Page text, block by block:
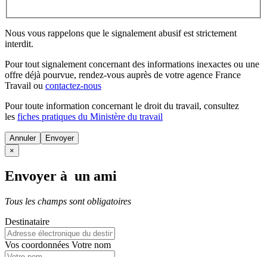
Nous vous rappelons que le signalement abusif est strictement
interdit.
Pour tout signalement concernant des informations inexactes ou une
offre déjà pourvue, rendez-vous auprès de votre agence France
Travail ou contactez-nous
Pour toute information concernant le droit du travail, consultez
les fiches pratiques du Ministère du travail
Annuler
×
Envoyer à un ami
Tous les champs sont obligatoires
Destinataire
Vos coordonnées Votre nom